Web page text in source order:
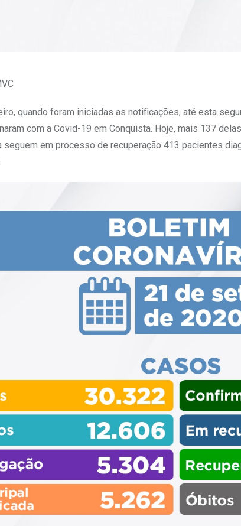
quando foram iniciadas as notificações, até esta
com a Covid-19 em Conquista. Hoje, mais 137
seguem em processo de recuperação 413 pacientes